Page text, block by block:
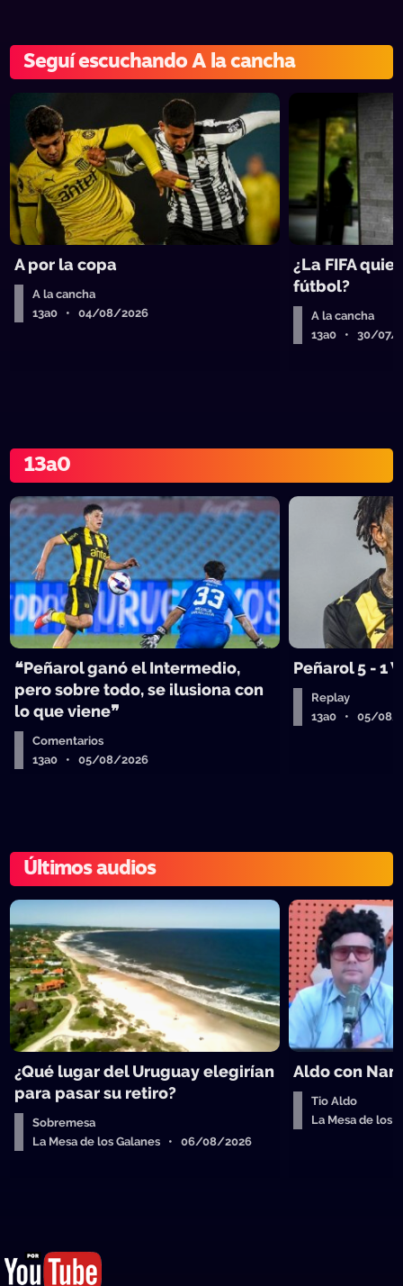
Seguí escuchando A la cancha
A por la copa
A la cancha
13a0 • 04/08/2026
¿La FIFA
fútbol?
A la cancha
13a0 • 30/07/
13a0
❝Peñarol ganó el Intermedio,
pero sobre todo, se ilusiona con
lo que viene❞
Comentarios
13a0 • 05/08/2026
Peñarol 5 - 1
Replay
13a0 • 05/08/
Últimos audios
¿Qué lugar del Uruguay elegirían
para pasar su retiro?
Sobremesa
La Mesa de los Galanes • 06/08/2026
Aldo con
Tio Aldo
La Mesa de